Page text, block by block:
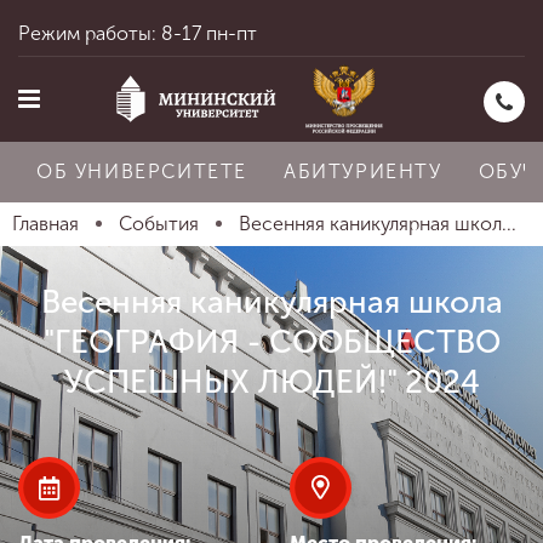
Главная
Об университете
Абитуриенту
Режим работы: 8-17 пн-пт
ОБ УНИВЕРСИТЕТЕ АБИТУРИЕНТУ
Главная События Весенняя каникулярная школ...
Весенняя каникулярная школа
"ГЕОГРАФИЯ - СООБЩЕСТВО
УСПЕШНЫХ ЛЮДЕЙ!" 2024